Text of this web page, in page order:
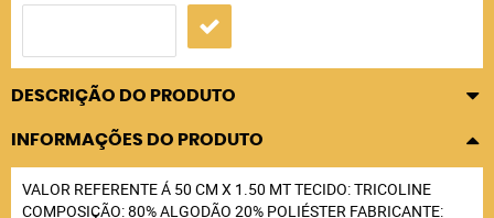
DESCRIÇÃO DO PRODUTO
INFORMAÇÕES DO PRODUTO
VALOR REFERENTE Á 50 CM X 1.50 MT TECIDO: TRICOLINE
COMPOSIÇÃO: 80% ALGODÃO 20% POLIÉSTER FABRICANTE: